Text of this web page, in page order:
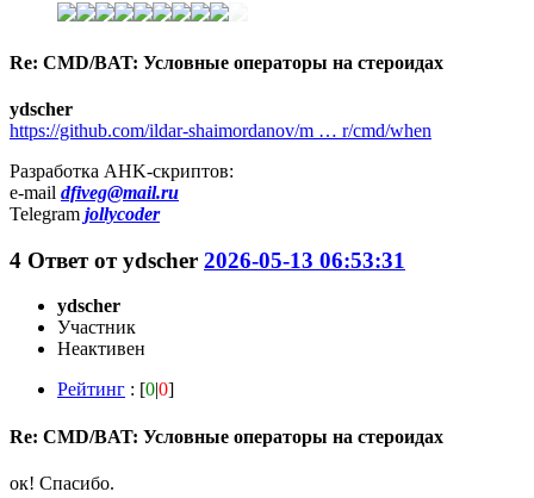
Re: CMD/BAT: Условные операторы на стероидах
ydscher
https://github.com/ildar-shaimordanov/m … r/cmd/when
Разработка AHK-скриптов:
e-mail dfiveg@mail.ru
Telegram jollycoder
4 Ответ отydscher 2026-05-13 06:53:31
ydscher
Участник
Неактивен
Рейтинг : [0|0]
Re: CMD/BAT: Условные операторы на стероидах
ок! Спасибо.